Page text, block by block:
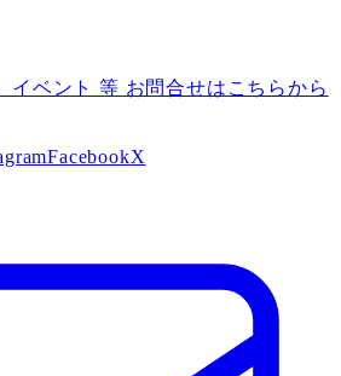
イベント 等 お問合せはこちらから
FacebookX